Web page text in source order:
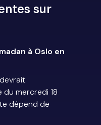
sur
à Oslo en
mercredi 18
dépend de